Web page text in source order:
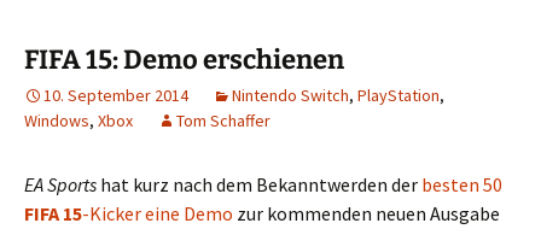
FIFA 15: Demo erschienen
10. September 2014 Nintendo Switch, PlayStation,
Windows, Xbox Tom Schaffer
EA Sports hat kurz nach dem Bekanntwerden der besten 50
FIFA 15-Kickereine Demo zur kommenden neuen Ausgabe